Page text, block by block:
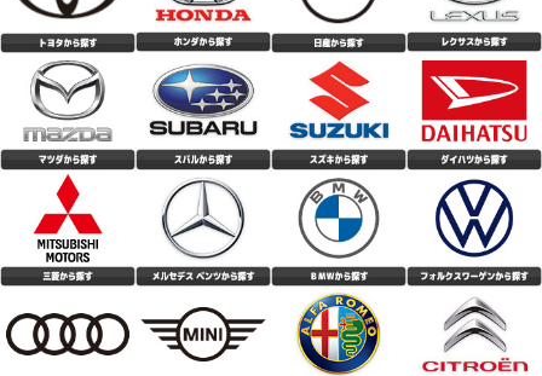
(4.33点)パナマニさん
CEAT SecuraDrive 215/55R18 99V XL
トータルバランスとコスパに優れたコンフォートタイヤ。 キビキビとした
敏捷性はないものの、しっとりとした走行感で疲れにくく反応が曖昧過ぎる
こともない。 ドライの高速コーナーでは路面に吸い付く様にグリップし不
安感無し。 外部からの入力をパンと跳ね返すというよりも、マイルドにい
なす方向の性格に感じる。 標準的な静粛性は確保されており、トンネル内
でも変なパターンノイズなし。オーディオも普通に視聴可能。 デミング大
賞受賞の底力を感じる。 低価格と認知度の低さから不安に感じるユーザー
もいると思うが、どうか安心して購入して試して欲しい逸品。
(4.10点)gua*******さん
MOMO M-300 225/50R18 99Y XL
購入後、約２週間が、経過しましたが、 静粛性については、以前履いてい
た、 Michelinプライマシー４より、静かに感じます。 今迄、Michelinしか
履いたことがないので、一番 静かなタイヤは、Michelinと思っていました
が、 それを上回る静粛性が、この値段で買える事に、 びっくりしておりま
す。 乗り心地に関しては、若干、跳ねる感じはありますが、 気になるほど
の事でもないです。 燃費性能に関しては、若干落ちた感じもありますが、
夏場ということもあり、エアコンの関係もあるかも しれません。 高速性の
に関しては、高速道路を、利用していない為、 評価していません 想像して
いた、性能以上のポテンシャルです。
(4.86点)hid*******さん
NANKANG NS-20 195/50R16 88V XL
前回はKUMHOのタイヤだったのですが、タイヤこうか交換してみて安定感
や静粛性などとても良かったです。 価格も安くコスパは最高だと思いま
す。
(5.00点)
ken*******さん